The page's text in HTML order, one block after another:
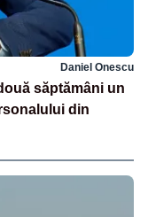
Daniel Onescu
săptămâni un
din